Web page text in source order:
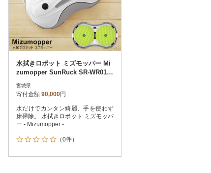
水拭きロボット ミズモッパー Mi
zumopper SunRuck SR-WR010-
宮城県
寄付金額 90,000円
水だけでカンタン綺麗、手を使わず
床掃除。 水拭きロボット ミズモッパ
ー - Mizumopper -
（0件）